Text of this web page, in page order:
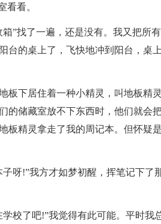
看看。
找了一遍，还是没有。我又把所
台的桌上了，飞快地冲到阳台，桌
下居住着一种小精灵，叫地板精
的储藏室放不下东西时，他们就会
板精灵拿走了我的周记本。但怀疑
!”我方才如梦初醒，挥笔记下了
了吧!”我觉得有此可能。平时我